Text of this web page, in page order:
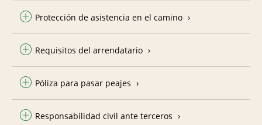
Protección de asistencia en el camino
Requisitos del arrendatario
Póliza para pasar peajes
Responsabilidad civil ante terceros